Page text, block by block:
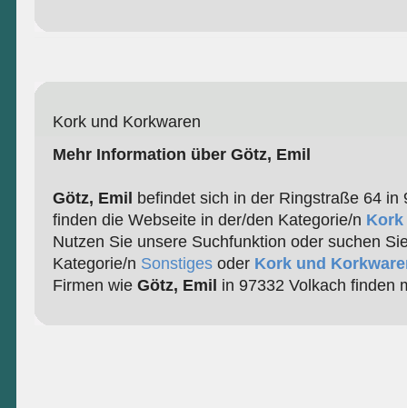
Kork und Korkwaren
Mehr Information über Götz, Emil
Götz, Emil
befindet sich in der Ringstraße 64 in
finden die Webseite in der/den Kategorie/n Kork
Nutzen Sie unsere Suchfunktion oder suchen
Kategorie/n Sonstigesoder Kork und
Firmen wie Götz, Emil in 97332 Volkach finden